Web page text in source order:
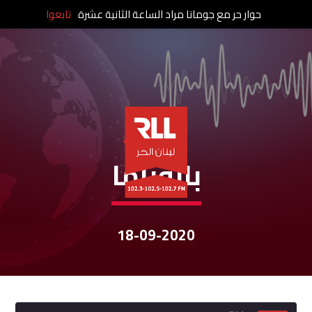
نشرات الأخبار
بانوراما
18-09-2020
حوار حر مع جومانا مراد الساعة الثانية عشرة تابعوا